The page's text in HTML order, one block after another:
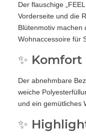
Der flauschige
Vorderseite und die
Blütenmotiv machen
Wohnaccessoire für
✨
Der abnehmbare
weiche
und ein gemütliches
✨